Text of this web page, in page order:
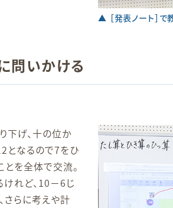
▲ ［発表ノート］で
問いかける
下げ、十の位か
となるので7をひ
とを全体で交流。
けれど、10－6じ
さらに考えや計